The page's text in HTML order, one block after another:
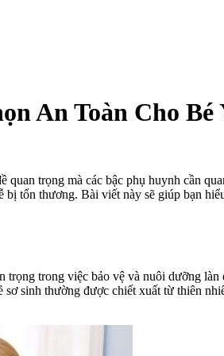
An Toàn Cho Bé
trọng mà các bậc phụ huynh cần
bị tổn thương. Bài viết này sẽ giúp bạn
trong việc bảo vệ và nuôi dưỡng
sinh thường được chiết xuất từ thiên